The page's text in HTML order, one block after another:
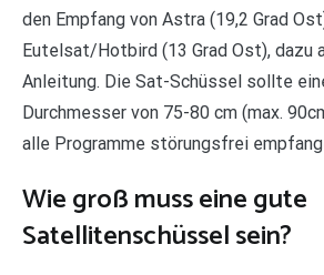
den Empfang von Astra (19,2 Grad
Eutelsat/Hotbird (13 Grad Ost), dazu
Anleitung. Die Sat-Schüssel sollte
Durchmesser von 75-80 cm (max.
alle Programme störungsfrei
Wie groß muss eine gute
Satellitenschüssel sein?